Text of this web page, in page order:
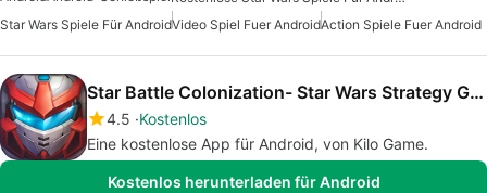
Star Wars Spiele Für AndroidVideo Spiel Fuer AndroidAction Spiele Fuer Android
Star Battle Colonization- Star Wars Strategy Game
4.5 Kostenlos
Eine kostenlose App für Android, von Kilo Game.
Kostenlos herunterladen für Android